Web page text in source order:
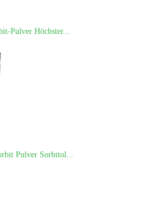
Pulver Höchster...
Pulver Sorbitol...